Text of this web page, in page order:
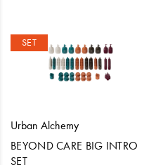
SET
Urban Alchemy
BEYOND CARE BIG INTRO
SET